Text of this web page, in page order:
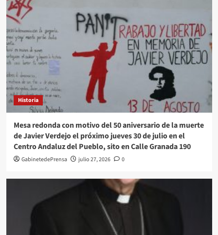
Historia
Mesa redonda con motivo del 50 aniversario de la muerte
de Javier Verdejo el próximo jueves 30 de julio en el
Centro Andaluz del Pueblo, sito en Calle Granada 190
GabinetedePrensa julio 27, 2026 0